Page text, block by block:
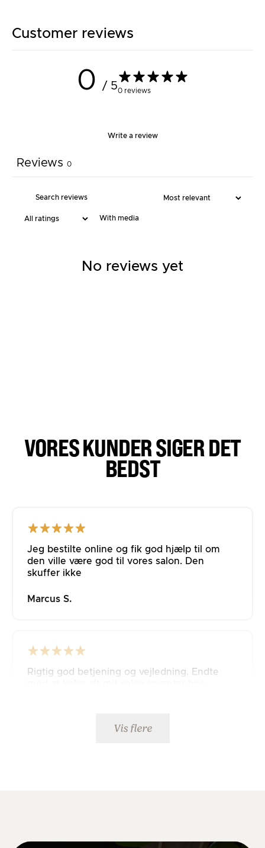
Customer reviews
0 / 50 reviews
Write a review
Reviews 0
With media
No reviews yet
VORES KUNDER SIGER DET
BEDST
Jeg bestilte online og fik god hjælp til om
den ville være god til vores salon. Den
skuffer ikke
Marcus S.
Rigtig god betjening og vejledning. Endte
Vis flere